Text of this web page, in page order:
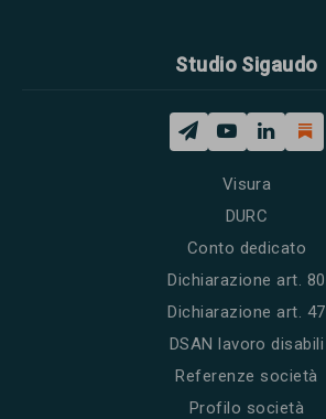
Studio Sigaudo
Visura
DURC
Conto dedicato
Dichiarazione art. 80
Dichiarazione art. 47
DSAN lavoro disabili
Referenze società
Profilo società